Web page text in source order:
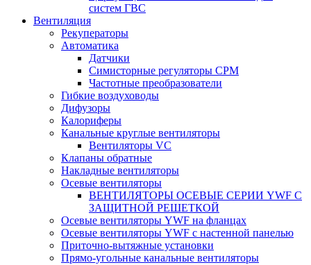
систем ГВС
Вентиляция
Рекуператоры
Автоматика
Датчики
Симисторные регуляторы СРМ
Частотные преобразователи
Гибкие воздуховоды
Дифузоры
Калориферы
Канальные круглые вентиляторы
Вентиляторы VC
Клапаны обратные
Накладные вентиляторы
Осевые вентиляторы
ВЕНТИЛЯТОРЫ ОСЕВЫЕ СЕРИИ YWF С
ЗАЩИТНОЙ РЕШЕТКОЙ
Осевые вентиляторы YWF на фланцах
Осевые вентиляторы YWF с настенной панелью
Приточно-вытяжные установки
Прямо-угольные канальные вентиляторы